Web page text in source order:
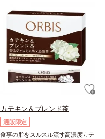
カテキン＆ブレンド茶
通販限定
食事の脂をスルスル流す高濃度カテ